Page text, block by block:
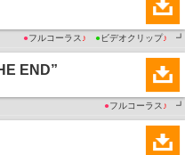
●フルコーラス ♪ ● ビデオクリップ♪ ┛
END”
●フルコーラス ♪ ┛